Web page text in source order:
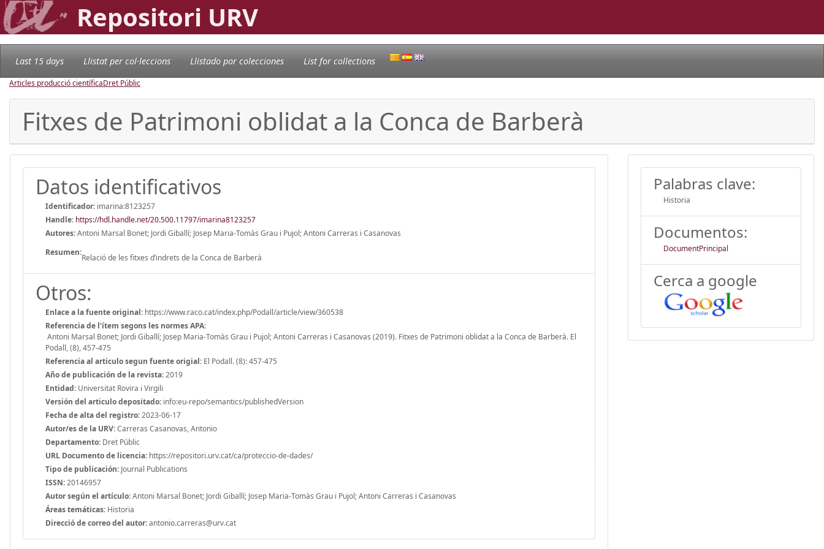
Repositori URV
Last 15 days Llistat per col·leccions Llistado por colecciones List for collections
Articles producció científicaDret Públic
Fitxes de Patrimoni oblidat a la Conca de Barberà
Datos identificativos
Identificador: imarina:8123257
Handle: https://hdl.handle.net/20.500.11797/imarina8123257
Autores:Antoni Marsal Bonet; Jordi Giballí; Josep Maria-Tomàs Grau i Pujol; Antoni Carreras i Casanovas
Resumen:
Relació de les fitxes d’indrets de la Conca de Barberà
Otros:
Enlace a la fuente original: https://www.raco.cat/index.php/Podall/article/view/360538
Referencia de l'ítem segons les normes APA:
Antoni Marsal Bonet; Jordi Giballí; Josep Maria-Tomàs Grau i Pujol; Antoni Carreras i Casanovas (2019). Fitxes de Patrimoni oblidat a la Conca de Barberà. El
Podall, (8), 457-475
Referencia al articulo segun fuente origial: El Podall. (8): 457-475
Año de publicación de la revista:2019
Entidad: Universitat Rovira i Virgili
Versión del articulo depositado: info:eu-repo/semantics/publishedVersion
Fecha de alta del registro:2023-06-17
Autor/es de la URV:Carreras Casanovas, Antonio
Departamento: Dret Públic
URL Documento de licencia: https://repositori.urv.cat/ca/proteccio-de-dades/
Tipo de publicación: Journal Publications
ISSN:20146957
Autor según el artículo:Antoni Marsal Bonet; Jordi Giballí; Josep Maria-Tomàs Grau i Pujol; Antoni Carreras i Casanovas
Áreas temáticas: Historia
Direcció de correo del autor:antonio.carreras@urv.cat
Palabras clave:
Historia
Documentos:
DocumentPrincipal
Cerca a google